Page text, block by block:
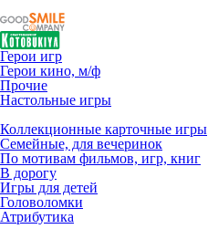
Герои игр
Герои кино, м/ф
Прочие
Настольные игры
Коллекционные карточные игры
Семейные, для вечеринок
По мотивам фильмов, игр, книг
В дорогу
Игры для детей
Головоломки
Атрибутика